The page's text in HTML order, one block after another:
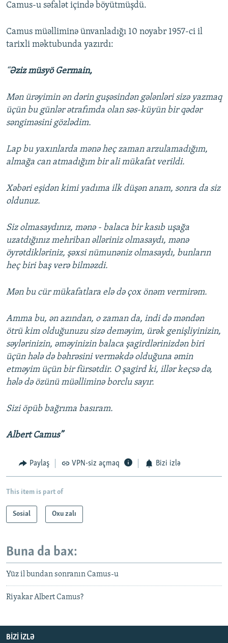
Camus-u səfalət içində böyütmüşdü.
Camus müəlliminə ünvanladığı 10 noyabr 1957-ci il
tarixli məktubunda yazırdı:
“Əziz müsyö Germain,
Mən ürəyimin ən dərin guşəsindən gələnləri sizə yazmaq
üçün bu günlər ətrafımda olan səs-küyün bir qədər
səngiməsini gözlədim.
Lap bu yaxınlarda mənə heç zaman arzulamadığım,
almağa can atmadığım bir ali mükafat verildi.
Xəbəri eşidən kimi yadıma ilk düşən anam, sonra da siz
oldunuz.
Siz olmasaydınız, mənə - balaca bir kasıb uşağa
uzatdığınız mehriban əlləriniz olmasaydı, mənə
öyrətdikləriniz, şəxsi nümunəniz olmasaydı, bunların
heç biri baş verə bilməzdi.
Mən bu cür mükafatlara elə də çox önəm vermirəm.
Amma bu, ən azından, o zaman da, indi də məndən
ötrü kim olduğunuzu sizə deməyim, ürək genişliyinizin,
səylərinizin, əməyinizin balaca şagirdlərinizdən biri
üçün hələ də bəhrəsini verməkdə olduğuna əmin
etməyim üçün bir fürsətdir. O şagird ki, illər keçsə də,
hələ də özünü müəlliminə borclu sayır.
Sizi öpüb bağrıma basıram.
Albert Camus”
Paylaş VPN-siz açmaq Bizi izlə
This item is part of
Sosial Oxu zalı
Buna da bax:
Yüz il bundan sonranın Camus-u
Riyakar Albert Camus?
BIZI IZLƏ